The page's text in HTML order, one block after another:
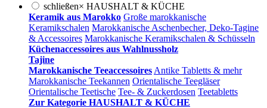
schließen× HAUSHALT & KÜCHE
Keramik aus Marokko Große marokkanische
Keramikschalen Marokkanische Aschenbecher, Deko-Tagine
& Accessoires Marokkanische Keramikschalen & Schüsseln
Küchenaccessoires aus Wahlnussholz
Tajine
Marokkanische Teeaccessoires Antike Tabletts & mehr
Marokkanische Teekannen Orientalische Teegläser
Orientalische Teetische Tee- & Zuckerdosen Teetabletts
Zur Kategorie HAUSHALT & KÜCHE